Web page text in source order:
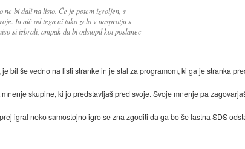
bi dali na listo. Če je potem izvoljen, s
In nič od tega ni tako zelo v nasprotju s
si izbrali, ampak da bi odstopil kot poslanec
bil še vedno na listi stranke in je stal za programom, ki ga je stranka
skupine, ki jo predstavljaš pred svoje. Svoje mnenje pa
igral neko samostojno igro se zna zgoditi da ga bo še lastna SDS